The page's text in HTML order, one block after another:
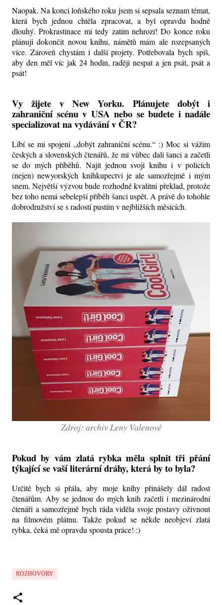
Naopak. Na konci loňského roku jsem si sepsala seznam témat,
která bych jednou chtěla zpracovat, a byl opravdu hodně
dlouhý. Prokrastinace mi tedy zatím nehrozí! Do konce roku
plánuji dokončit novou knihu, námětů mám ale rozepsaných
více. Zároveň chystám i další projety. Potřebovala bych spíš,
aby den měl víc jak 24 hodin, raději nespat a jen psát, psát a
psát!
Vy žijete v New Yorku. Plánujete dobýt i
zahraniční scénu v USA nebo se budete i nadále
specializovat na vydávání v ČR?
Líbí se mi spojení „dobýt zahraniční scénu.“ :) Moc si vážím
českých a slovenských čtenářů, že mi vůbec dali šanci a začetli
se do mých příběhů. Najít jednou svoji knihu i v policích
(nejen) newyorských knihkupectví je ale samozřejmě i mým
snem. Největší výzvou bude rozhodně kvalitní překlad, protože
bez toho nemá sebelepší příběh šanci uspět. A právě do tohohle
dobrodružství se s radostí pustím v nejbližších měsících.
Zdroj: archiv Leny Valenové
Pokud by vám zlatá rybka měla splnit tři přání
týkající se vaší literární dráhy, která by to byla?
Určitě bych si přála, aby moje knihy přinášely dál radost
čtenářům. Aby se jednou do mých knih začetli i mezinárodní
čtenáři a samozřejmě bych ráda viděla svoje postavy oživnout
na filmovém plátnu. Takže pokud se někde neobjeví zlatá
rybka, čeká mě opravdu spousta práce! :)
ROZHOVORY